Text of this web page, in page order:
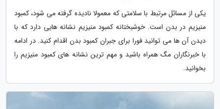
یکی از مسائل مرتبط با سلامتی که معمولا نادیده گرفته می شود، کمبود
منیزیم در بدن است. خوشبختانه کمبود منیزیم نشانه هایی دارد که با
دیدن آن ها می توانید فورا برای جبران کمبود بدن اقدام کنید. در ادامه
با خبرنگاران مگ همراه باشید و مهم ترین نشانه های کمبود منیزیم را
بخوانید.